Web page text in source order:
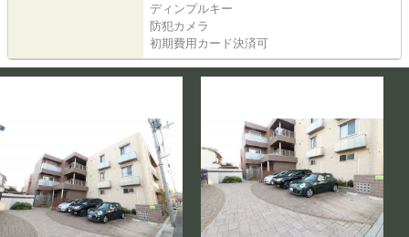
ディンプルキー
防犯カメラ
初期費用カード決済可